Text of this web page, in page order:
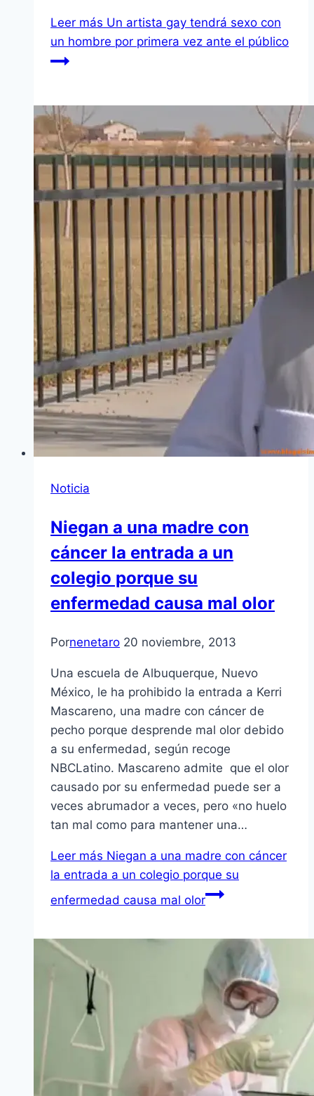
Leer más Un artista gay tendrá sexo con
un hombre por primera vez ante el público
Noticia
Niegan a una madre con
cáncer la entrada a un
colegio porque su
enfermedad causa mal olor
Pornenetaro 20 noviembre, 2013
Una escuela de Albuquerque, Nuevo
México, le ha prohibido la entrada a Kerri
Mascareno, una madre con cáncer de
pecho porque desprende mal olor debido
a su enfermedad, según recoge
NBCLatino. Mascareno admite que el olor
causado por su enfermedad puede ser a
veces abrumador a veces, pero «no huelo
tan mal como para mantener una…
Leer más Niegan a una madre con cáncer
la entrada a un colegio porque su
enfermedad causa mal olor